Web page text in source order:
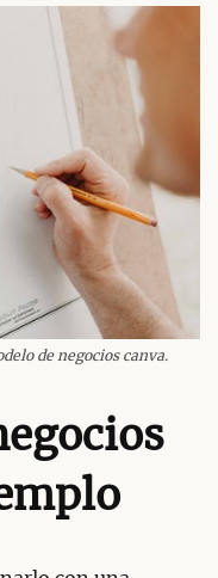
de negocios canva.